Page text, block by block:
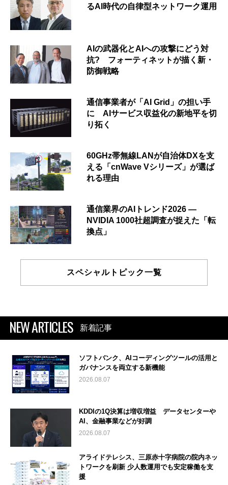
るAI時代の自律型ネットワーク運用
AIの武器化とAIへの攻撃にどう対
抗? フォーティネットが描く新・
防御戦略
通信事業者が「AI Grid」の担い手
に AIサービス収益化の新地平を切
り拓く
60GHz帯無線LANが自治体DXを支
える「cnWave Vシリーズ」が選ば
れる理由
通信業界のAIトレンド2026 ―
NVIDIA 1000社超調査が捉えた「転
換点」
スペシャルトピック一覧
NEW ARTICLES 新着記事
ソフトバンク、AIコーディングツールの活用と
ガバナンスを両立する新機能
2026.08.07
KDDIの1Q決算は増収増益 データセンターや
AI、金融事業などが好調
2026.08.07
アライドテレシス、三原赤十字病院の院内ネッ
トワークを刷新 少人数運用でも安定稼働を支
援